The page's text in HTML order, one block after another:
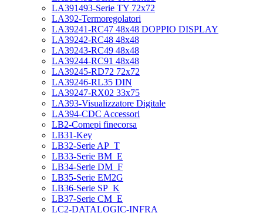
LA391493-Serie TY 72x72
LA392-Termoregolatori
LA39241-RC47 48x48 DOPPIO DISPLAY
LA39242-RC48 48x48
LA39243-RC49 48x48
LA39244-RC91 48x48
LA39245-RD72 72x72
LA39246-RL35 DIN
LA39247-RX02 33x75
LA393-Visualizzatore Digitale
LA394-CDC Accessori
LB2-Comepi finecorsa
LB31-Key
LB32-Serie AP_T
LB33-Serie BM_E
LB34-Serie DM_F
LB35-Serie EM2G
LB36-Serie SP_K
LB37-Serie CM_E
LC2-DATALOGIC-INFRA